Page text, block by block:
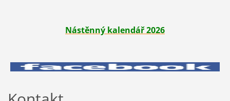
Nástěnný kalendář 2026